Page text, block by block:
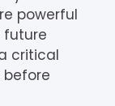
powerful
future
critical